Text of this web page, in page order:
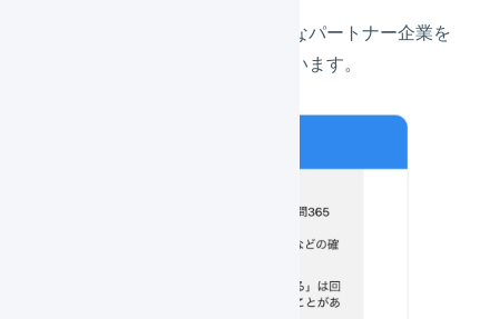
お問い合わせ内容に応じて適切なパートナー企業を
ご紹介するサービスを予定しています。